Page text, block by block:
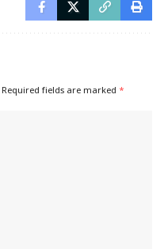
Required fields are marked *